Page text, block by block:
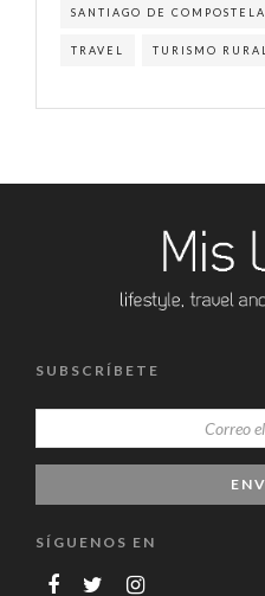
SANTIAGO DE COMPOSTELA
TRAVEL TURISMO RURAL
SUBSCRÍBETE
SÍGUENOS EN